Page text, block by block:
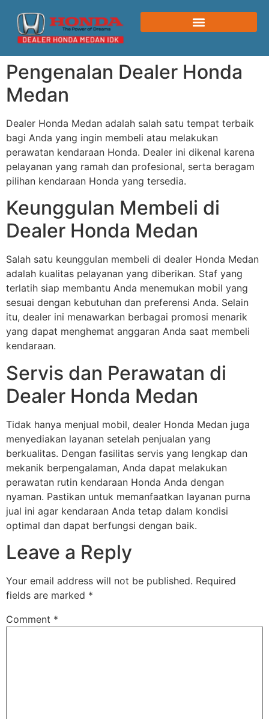
Pengenalan Dealer Honda
Medan
Dealer Honda Medan adalah salah satu tempat terbaik
bagi Anda yang ingin membeli atau melakukan
perawatan kendaraan Honda. Dealer ini dikenal karena
pelayanan yang ramah dan profesional, serta beragam
pilihan kendaraan Honda yang tersedia.
Keunggulan Membeli di
Dealer Honda Medan
Salah satu keunggulan membeli di dealer Honda Medan
adalah kualitas pelayanan yang diberikan. Staf yang
terlatih siap membantu Anda menemukan mobil yang
sesuai dengan kebutuhan dan preferensi Anda. Selain
itu, dealer ini menawarkan berbagai promosi menarik
yang dapat menghemat anggaran Anda saat membeli
kendaraan.
Servis dan Perawatan di
Dealer Honda Medan
Tidak hanya menjual mobil, dealer Honda Medan juga
menyediakan layanan setelah penjualan yang
berkualitas. Dengan fasilitas servis yang lengkap dan
mekanik berpengalaman, Anda dapat melakukan
perawatan rutin kendaraan Honda Anda dengan
nyaman. Pastikan untuk memanfaatkan layanan purna
jual ini agar kendaraan Anda tetap dalam kondisi
optimal dan dapat berfungsi dengan baik.
Leave a Reply
Your email address will not be published. Required
fields are marked *
Comment *